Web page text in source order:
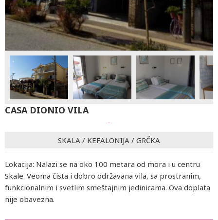
CASA DIONIO VILA
-
SKALA / KEFALONIJA / GRČKA
Lokacija: Nalazi se na oko 100 metara od mora i u centru
Skale. Veoma čista i dobro održavana vila, sa prostranim,
funkcionalnim i svetlim smeštajnim jedinicama. Ova doplata
nije obavezna.